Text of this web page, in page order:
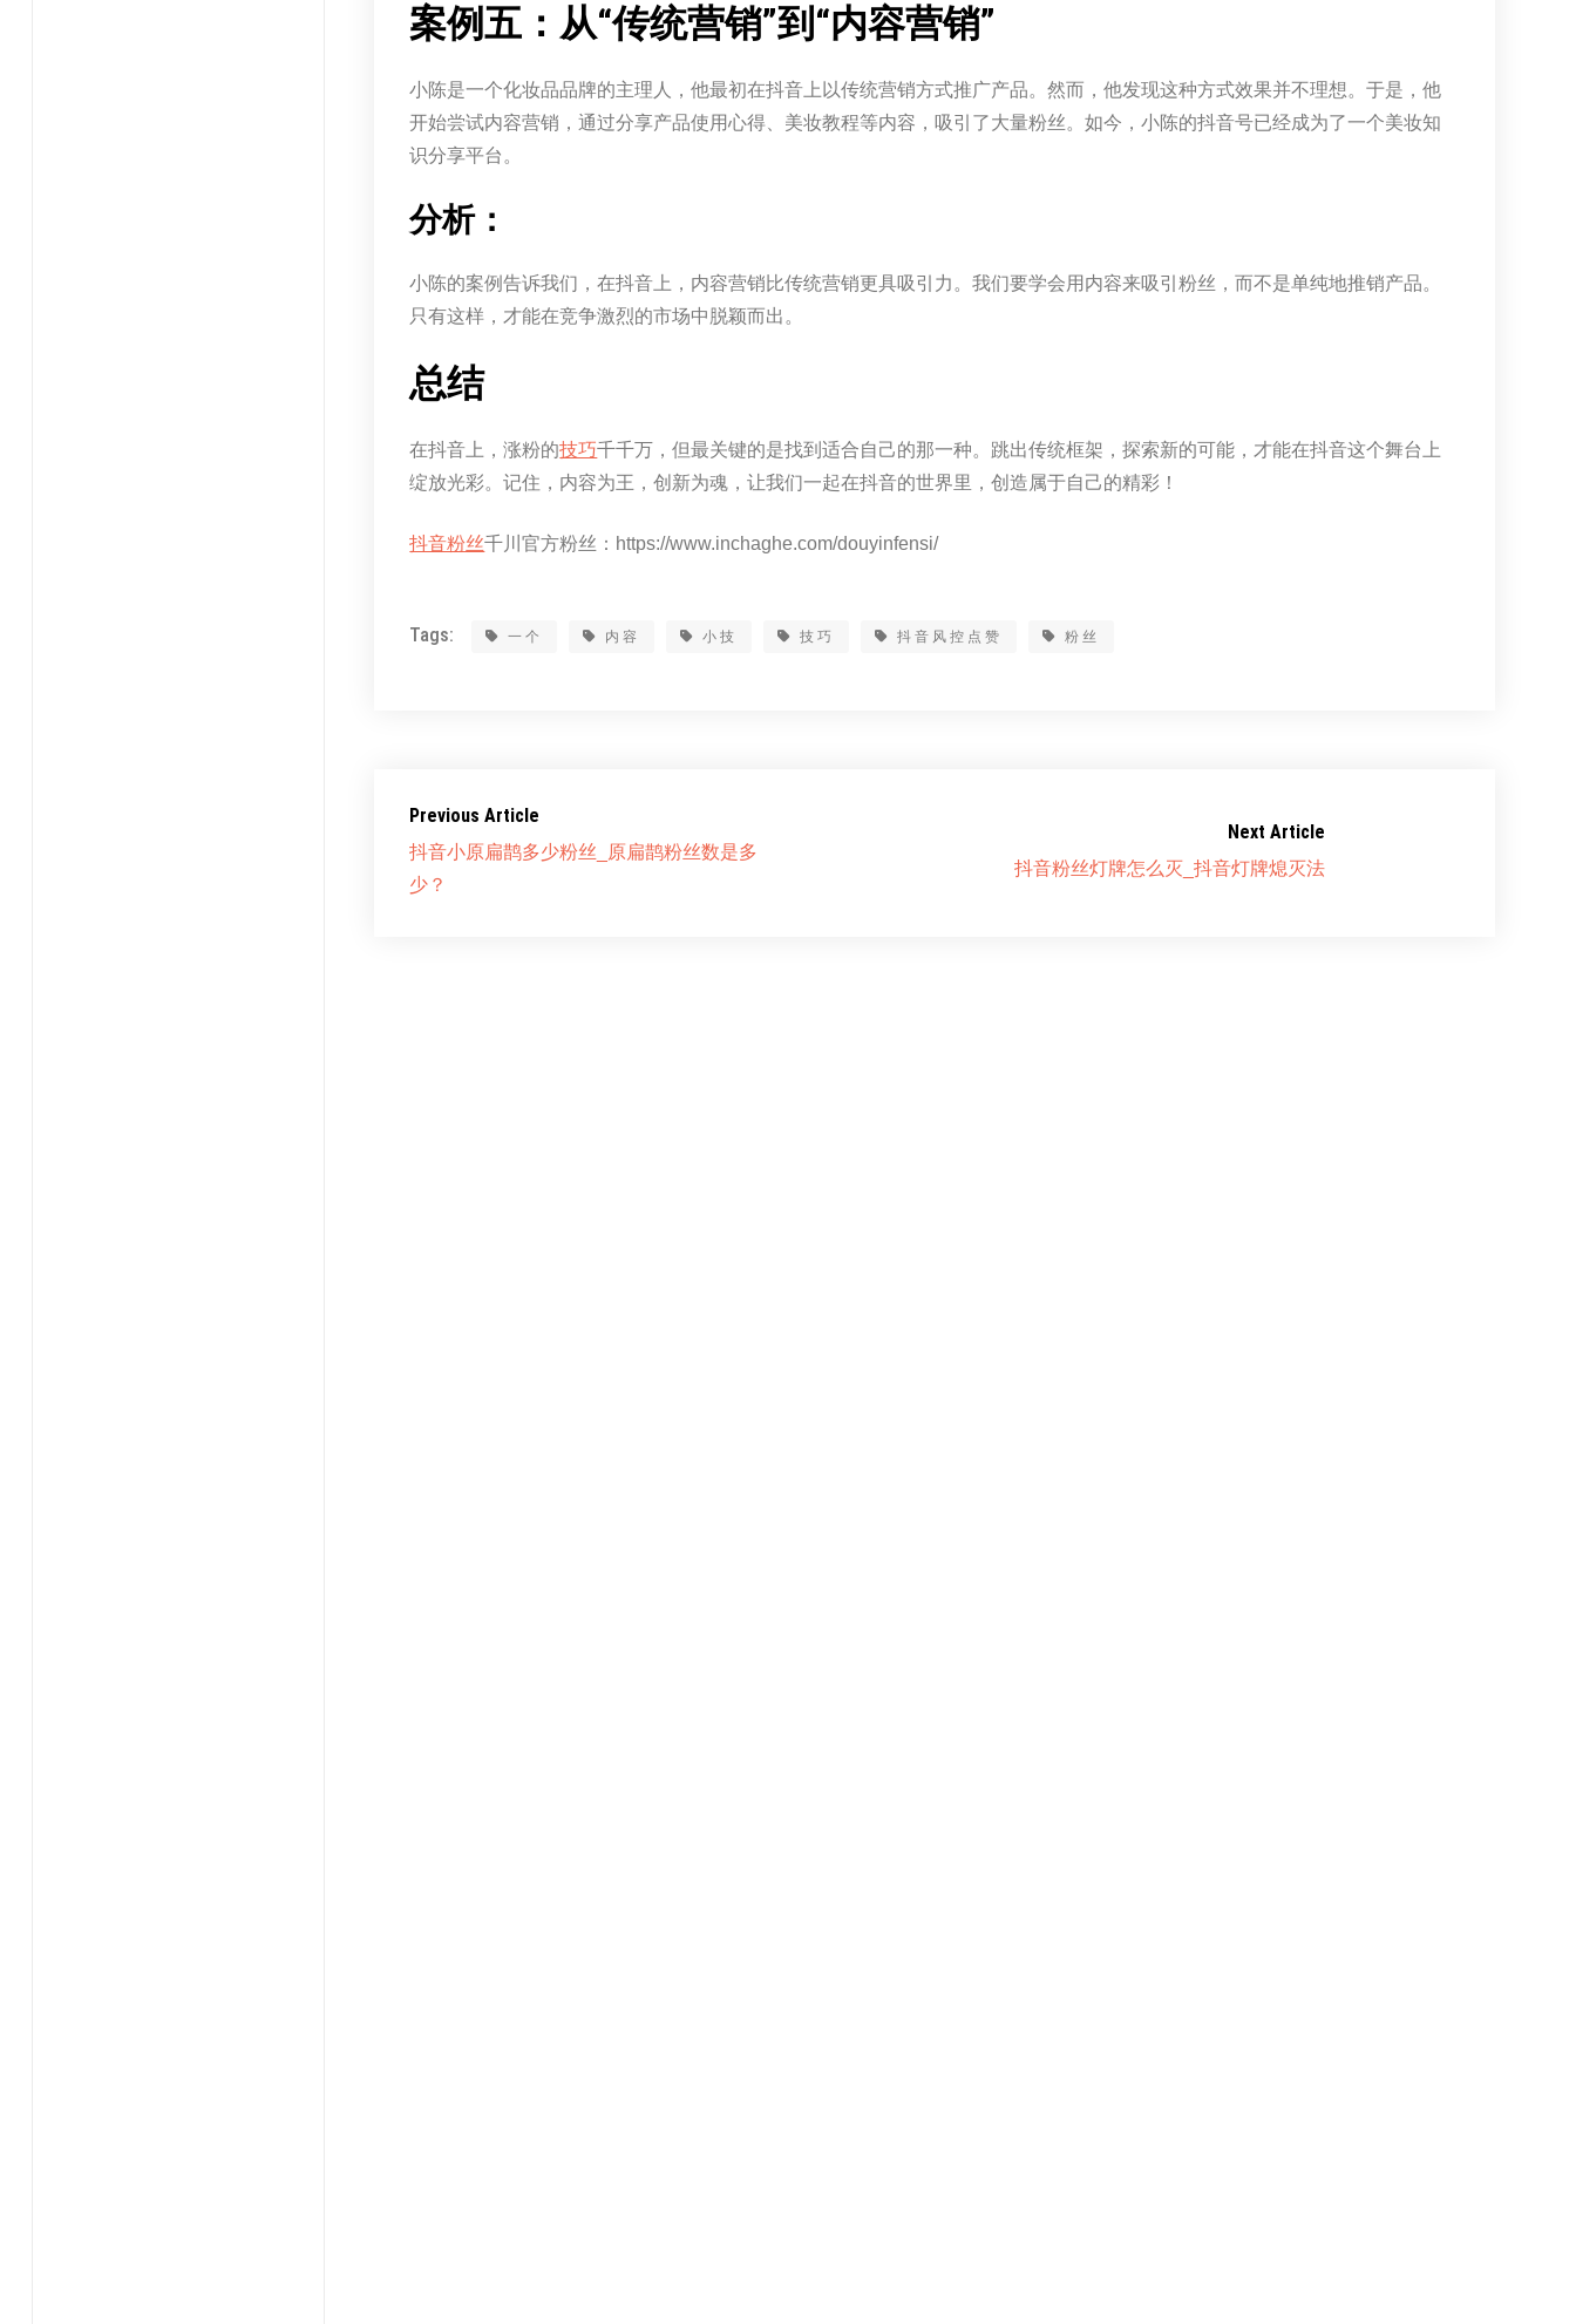
案例五：从“传统营销”到“内容营销”
小陈是一个化妆品品牌的主理人，他最初在抖音上以传统营销方式推广产品。然而，他发现这种方式效果并不理想。于是，他
开始尝试内容营销，通过分享产品使用心得、美妆教程等内容，吸引了大量粉丝。如今，小陈的抖音号已经成为了一个美妆知
识分享平台。
分析：
小陈的案例告诉我们，在抖音上，内容营销比传统营销更具吸引力。我们要学会用内容来吸引粉丝，而不是单纯地推销产品。
只有这样，才能在竞争激烈的市场中脱颖而出。
总结
在抖音上，涨粉的技巧千千万，但最关键的是找到适合自己的那一种。跳出传统框架，探索新的可能，才能在抖音这个舞台上
绽放光彩。记住，内容为王，创新为魂，让我们一起在抖音的世界里，创造属于自己的精彩！
抖音粉丝千川官方粉丝：https://www.inchaghe.com/douyinfensi/
Tags: 一个 内容 小技 技巧 抖音风控点赞 粉丝
Previous Article
抖音小原扁鹊多少粉丝_原扁鹊粉丝数是多
少？
Next Article
抖音粉丝灯牌怎么灭_抖音灯牌熄灭法